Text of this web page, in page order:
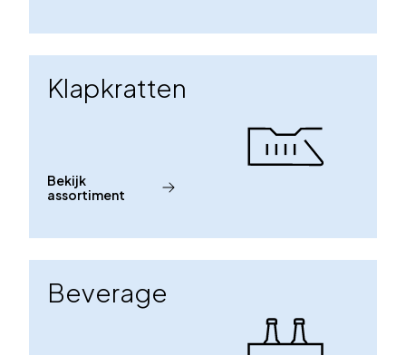
Klapkratten
Bekijk
assortiment
Beverage